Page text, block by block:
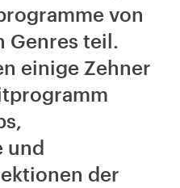
von
Genres teil.
einige Zehner
und
der